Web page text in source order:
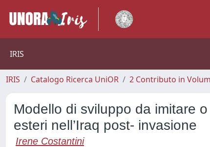
IRIS
IRIS Catalogo Ricerca UniOR 2 Contributo in
Modello di sviluppo da imitare
esteri nell’Iraq post- invasione
Irene Costantini